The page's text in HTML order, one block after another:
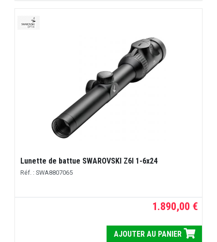
Lunette de battue SWAROVSKI Z6I 1-6x24
Réf. : SWA8807065
1.890,00 €
AJOUTER AU PANIER